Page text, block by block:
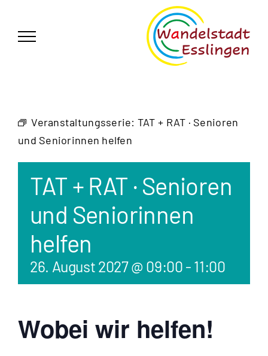
springen
Veranstaltungsserie: TAT + RAT · Senioren
und Seniorinnen helfen
TAT + RAT · Senioren
und Seniorinnen
helfen
26. August 2027 @ 09:00 - 11:00
Wobei wir helfen!